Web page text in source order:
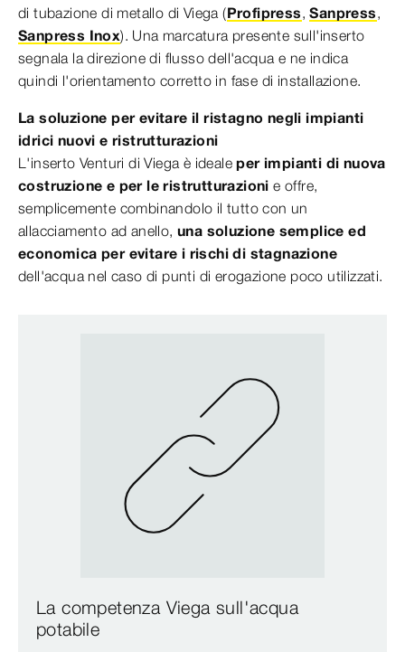
di tubazione di metallo di Viega (Profipress,Sanpress,
Sanpress Inox). Una marcatura presente sull'inserto
segnala la direzione di flusso dell'acqua e ne indica
quindi l'orientamento corretto in fase di installazione.
La soluzione per evitare il ristagno negli impianti
idrici nuovi e ristrutturazioni
L'inserto Venturi di Viega è idealeper impianti di nuova
costruzione e per le ristrutturazioni e offre,
semplicemente combinandolo il tutto con un
allacciamento ad anello, una soluzione semplice ed
economica per evitare i rischi di stagnazione
dell'acqua nel caso di punti di erogazione poco utilizzati.
La competenza Viega sull'acqua
potabile